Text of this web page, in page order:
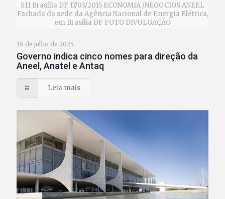
S11 Brasília DF 17/03/2015 ECONOMIA /NEGOCIOS ANEEL
Fachada da sede da Agência Nacional de Energia Elétrica,
em Brasília DF FOTO DIVULGAÇÃO
16 de julho de 2025
Governo indica cinco nomes para direção da
Aneel, Anatel e Antaq
Leia mais